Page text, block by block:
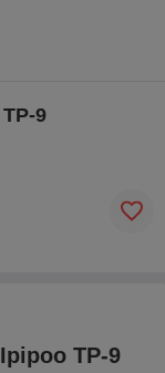
9
Ipipoo TP-9